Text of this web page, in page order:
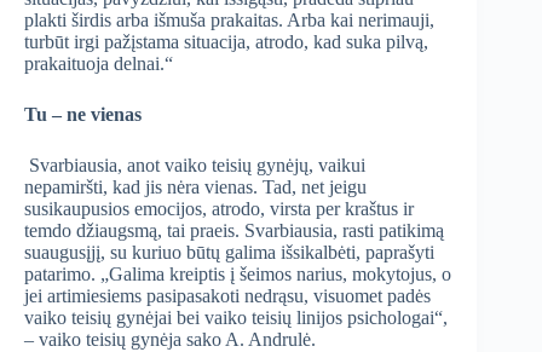
plakti širdis arba išmuša prakaitas. Arba kai nerimauji,
turbūt irgi pažįstama situacija, atrodo, kad suka pilvą,
prakaituoja delnai.“
Tu – ne vienas
Svarbiausia, anot vaiko teisių gynėjų, vaikui
nepamiršti, kad jis nėra vienas. Tad, net jeigu
susikaupusios emocijos, atrodo, virsta per kraštus ir
temdo džiaugsmą, tai praeis. Svarbiausia, rasti patikimą
suaugusįjį, su kuriuo būtų galima išsikalbėti, paprašyti
patarimo. „Galima kreiptis į šeimos narius, mokytojus, o
jei artimiesiems pasipasakoti nedrąsu, visuomet padės
vaiko teisių gynėjai bei vaiko teisių linijos psichologai“,
– vaiko teisių gynėja sako A. Andrulė.